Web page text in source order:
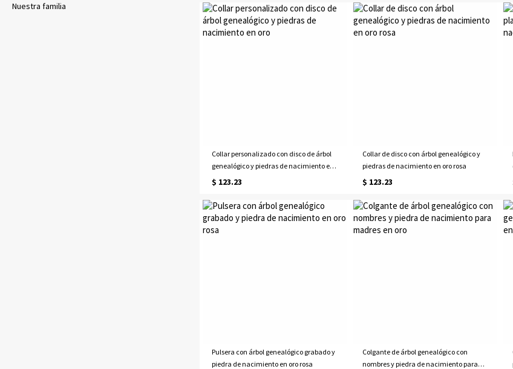
Collar personalizado con disco de árbol
genealógico y piedras de nacimiento en
oro
$ 123.23
Collar de disco con árbol genealógico y
piedras de nacimiento en oro rosa
$ 123.23
Pulsera con árbol genealógico grabado y
piedra de nacimiento en oro rosa
Colgante de árbol genealógico con
nombres y piedra de nacimiento para
Nuestra familia